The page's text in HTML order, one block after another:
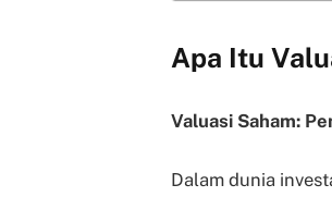
Apa Itu
Valuasi Saham:
Dalam dunia